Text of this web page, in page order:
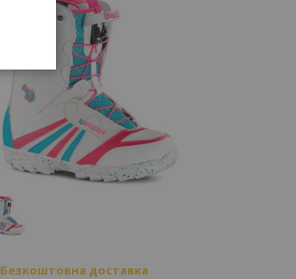
Безкоштовна доставка